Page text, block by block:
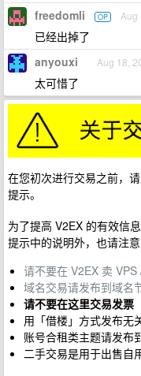
freedomli OP Aug
已经出掉了
anyouxi Aug 18,
太可惜了
在您初次进行交易之前，
提示。
为了提高 V2EX 的有效信
提示中的说明外，也请注意
请不要在 V2EX 卖 VPS
域名交易请发布到域名
请不要在这里交易发票
用「借楼」方式发布无
账号合租类主题请发布
二手交易是用于出售自